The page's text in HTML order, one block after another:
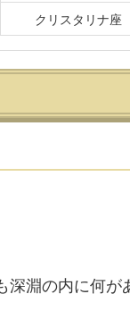
クリスタリナ座
深淵の内に何が